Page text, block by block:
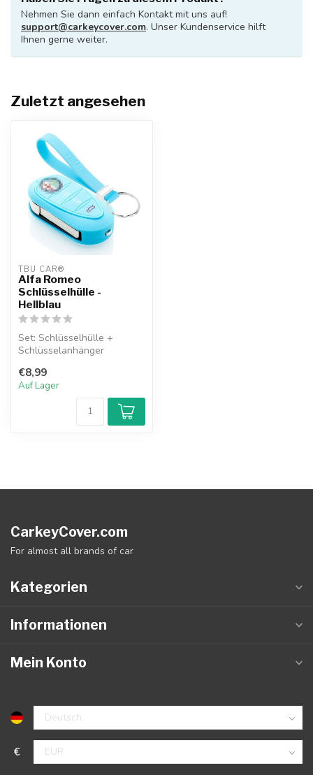
Nehmen Sie dann einfach Kontakt mit uns auf!
support@carkeycover.com. Unser Kundenservice hilft
Ihnen gerne weiter.
Zuletzt angesehen
TBU CAR®
Alfa Romeo
Schlüsselhülle -
Hellblau
Set: Schlüsselhülle +
Schlüsselanhänger
€8,99
Auf Lager
CarkeyCover.com
For almost all brands of car
Kategorien
Informationen
Mein Konto
€